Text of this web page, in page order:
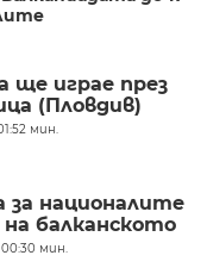
ще играе през
(Пловдив)
мин.
за националите
на балканското
мин.